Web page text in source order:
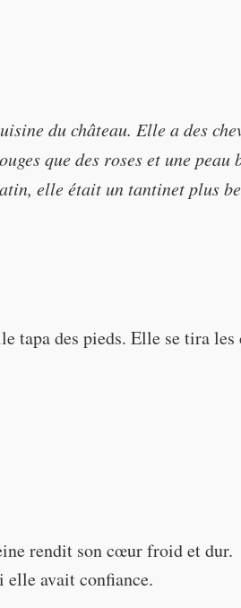
the most beautiful woman in the
du château. Elle a des
que des roses et une peau
elle était un tantinet plus
this morning she was a tad
tapa des pieds. Elle se tira les
rendit son cœur froid et dur.
elle avait confiance.